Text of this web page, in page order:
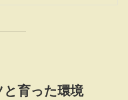
育った環境